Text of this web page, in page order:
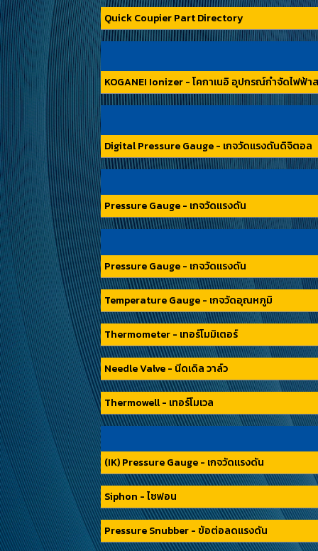
Quick Coupier Part Directory
KOGANEI Ionizer - โคกาเนอิ อุปกรณ์กำจัดไฟฟ้
Digital Pressure Gauge - เกจวัดแรงดันดิจิตอล
Pressure Gauge - เกจวัดแรงดัน
Pressure Gauge - เกจวัดแรงดัน
Temperature Gauge - เกจวัดอุณหภูมิ
Thermometer - เทอร์โมมิเตอร์
Needle Valve - นีดเดิล วาล์ว
Thermowell - เทอร์โมเวล
(IK) Pressure Gauge - เกจวัดแรงดัน
Siphon - ไซฟอน
Pressure Snubber - ข้อต่อลดแรงดัน